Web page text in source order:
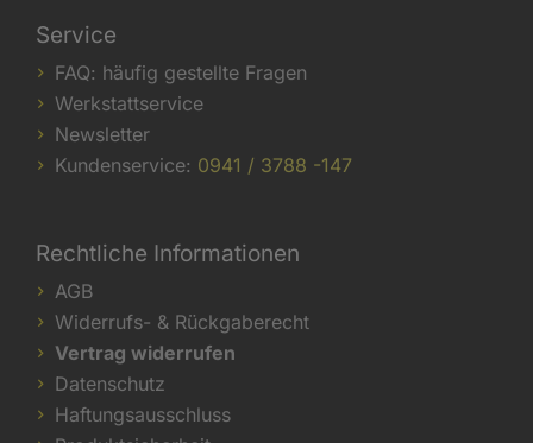
Service
FAQ: häufig gestellte Fragen
Werkstattservice
Newsletter
Kundenservice: 0941 / 3788 -147
Rechtliche Informationen
AGB
Widerrufs- & Rückgaberecht
Vertrag widerrufen
Datenschutz
Haftungsausschluss